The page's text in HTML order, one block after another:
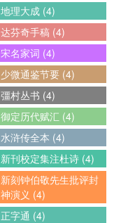
地理大成 (4)
达芬奇手稿 (4)
宋名家词 (4)
少微通鉴节要 (4)
彊村丛书 (4)
御定历代赋汇 (4)
水浒传全本 (4)
新刊校定集注杜诗 (4)
新刻钟伯敬先生批评封
神演义 (4)
正字通 (4)